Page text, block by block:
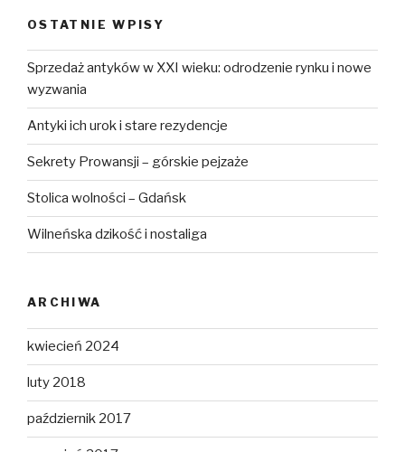
OSTATNIE WPISY
Sprzedaż antyków w XXI wieku: odrodzenie rynku i nowe
wyzwania
Antyki ich urok i stare rezydencje
Sekrety Prowansji – górskie pejzaże
Stolica wolności – Gdańsk
Wilneńska dzikość i nostaliga
ARCHIWA
kwiecień 2024
luty 2018
październik 2017